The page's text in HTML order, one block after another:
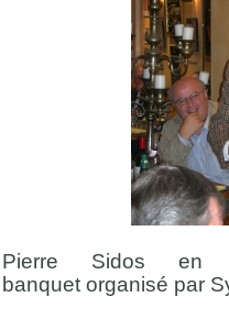
Pierre Sidos
banquet organisé par